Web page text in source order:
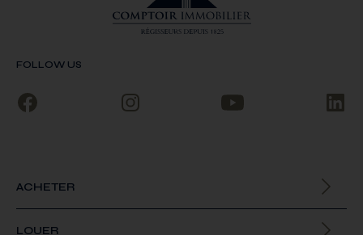
FOLLOW US
ACHETER
LOUER